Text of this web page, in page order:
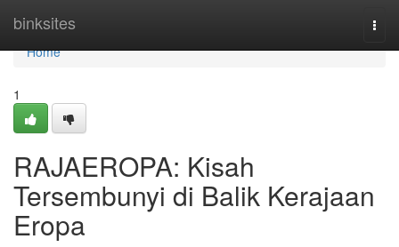
binksites
Home
Home
1
RAJAEROPA: Kisah
Tersembunyi di Balik Kerajaan
Eropa